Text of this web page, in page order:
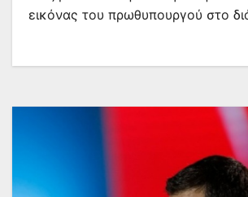
εικόνας του πρωθυπουργού στο